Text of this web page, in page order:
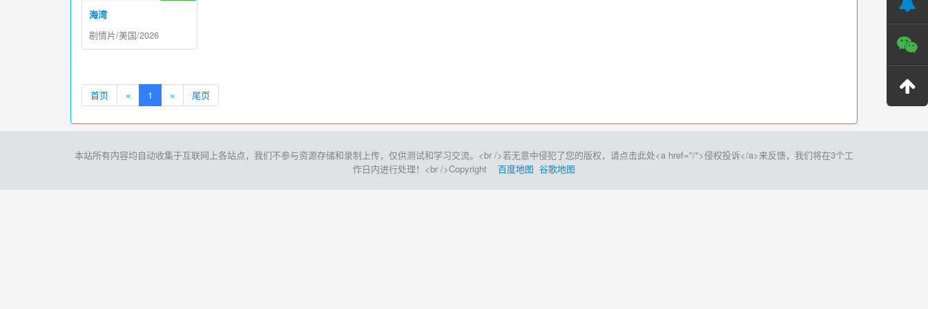
海湾
剧情片/美国/2026
首页 « 1 » 尾页
本站所有内容均自动收集于互联网上各站点，我们不参与资源存储和录制上传，仅供测试和学习交流。<br />若无意中侵犯了您的版权，请点击此处<a href="/">侵权投诉</a>来反馈，我们将在3个工
作日内进行处理！<br />Copyright 百度地图 谷歌地图